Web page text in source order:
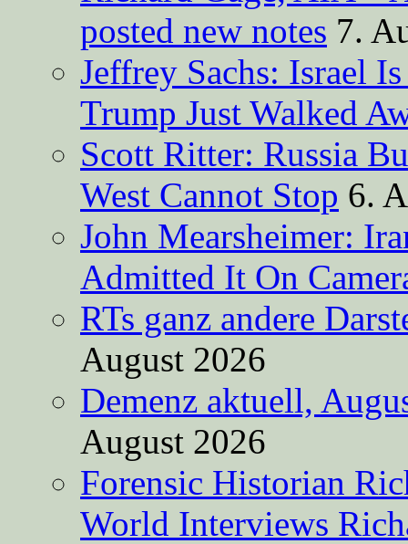
posted new notes 7.
Jeffrey Sachs: Israel
Trump Just Walked
Scott Ritter: Russia
West Cannot Stop 6.
John Mearsheimer:
Admitted It On
RTs ganz andere
August 2026
Demenz aktuell,
August 2026
Forensic Historian
World Interviews